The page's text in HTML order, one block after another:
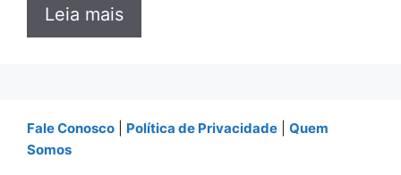
Leia mais
Fale Conosco Política de Privacidade
Quem
Somos